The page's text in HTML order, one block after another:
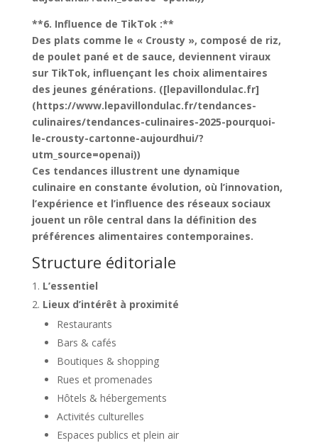
**6. Influence de TikTok :**
Des plats comme le « Crousty », composé de riz,
de poulet pané et de sauce, deviennent viraux
sur TikTok, influençant les choix alimentaires
des jeunes générations. ([lepavillondulac.fr]
(https://www.lepavillondulac.fr/tendances-
culinaires/tendances-culinaires-2025-pourquoi-
le-crousty-cartonne-aujourdhui/?
utm_source=openai))
Ces tendances illustrent une dynamique
culinaire en constante évolution, où l’innovation,
l’expérience et l’influence des réseaux sociaux
jouent un rôle central dans la définition des
préférences alimentaires contemporaines.
Structure éditoriale
L’essentiel
Lieux d’intérêt à proximité
Restaurants
Bars & cafés
Boutiques & shopping
Rues et promenades
Hôtels & hébergements
Activités culturelles
Espaces publics et plein air